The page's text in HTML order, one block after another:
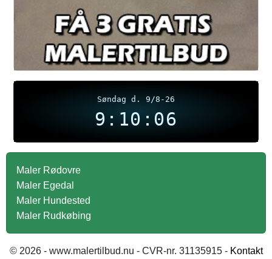
Søndag d. 9/8-26
9:10:07
Maler Rødovre
Maler Egedal
Maler Hundested
Maler Rudkøbing
© 2026 - www.malertilbud.nu - CVR-nr. 31135915 - Kontakt